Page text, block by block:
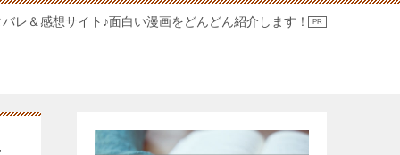
レ＆感想サイト♪面白い漫画をどんどん紹介します！